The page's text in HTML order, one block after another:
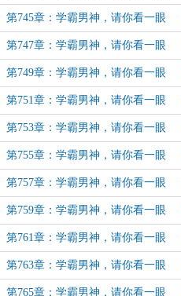
同班校花（27）
第745章：学霸男神，请你看一眼
同班校花（29）
第747章：学霸男神，请你看一眼
同班校花（31）
第749章：学霸男神，请你看一眼
同班校花（33）（骨灰级路痴加更）
第751章：学霸男神，请你看一眼
同班校花（35）
第753章：学霸男神，请你看一眼
同班校花（37）
第755章：学霸男神，请你看一眼
同班校花（39）（丠湬加更）
第757章：学霸男神，请你看一眼
同班校花（41）
第759章：学霸男神，请你看一眼
同班校花（43）
第761章：学霸男神，请你看一眼
同班校花（45）
第763章：学霸男神，请你看一眼
同班校花（47）
第765章：学霸男神，请你看一眼